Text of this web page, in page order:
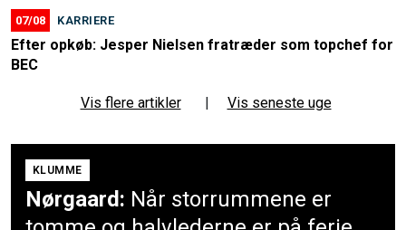
07/08 KARRIERE
Efter opkøb: Jesper Nielsen fratræder som topchef for
BEC
Vis flere artikler Vis seneste uge
KLUMME
Nørgaard: Når storrummene er